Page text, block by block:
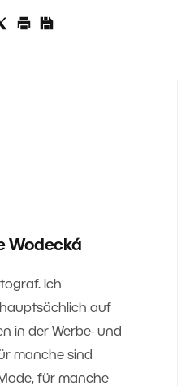
Wodecká
Ich
auf
in der Werbe- und
manche sind
für manche